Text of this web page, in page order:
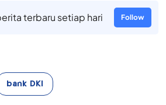
terbaru setiap hari Follow
bank DKI